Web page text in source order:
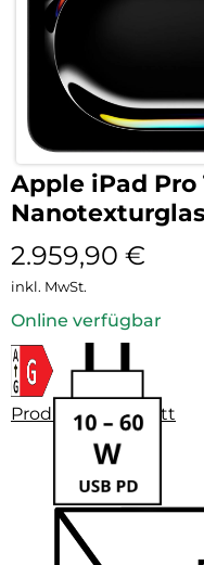
Apple iPad Pro
2.959,90 €
inkl. MwSt.
Online verfügbar
Produktdatenblatt